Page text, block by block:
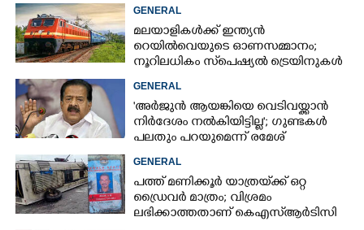
GENERAL
മലയാളികൾക്ക് ഇന്ത്യൻ
റെയിൽവെയുടെ ഓണസമ്മാനം;
നൂറിലധികം സ്‌പെഷ്യൽ ട്രെയിനുകൾ
GENERAL
'അർജുൻ ആയങ്കിയെ വെടിവയ്ക്കാൻ
നിർദേശം നൽകിയിട്ടില്ല'; ഗുണ്ടകൾ
പലതും പറയുമെന്ന് രമേശ്
GENERAL
പത്ത് മണിക്കൂർ യാത്രയ്‌ക്ക് ഒറ്റ
ഡ്രൈവർ മാത്രം; വിശ്രമം
ലഭിക്കാത്തതാണ് കെഎസ്‌ആർടിസി